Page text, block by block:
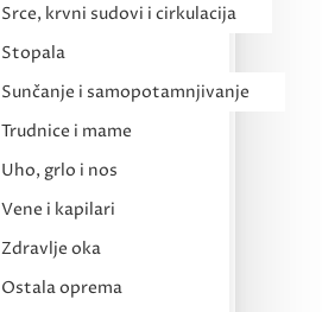
Srce, krvni sudovi i cirkulacija
Stopala
Sunčanje i samopotamnjivanje
Trudnice i mame
Uho, grlo i nos
Vene i kapilari
Zdravlje oka
Ostala oprema